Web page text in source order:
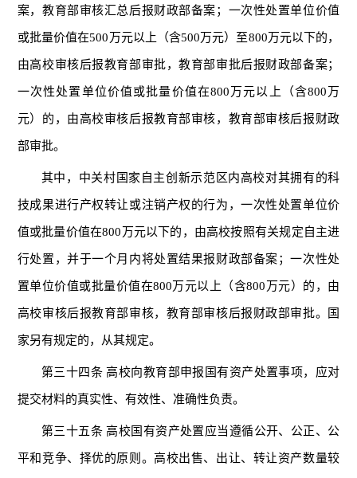
案，教育部审核汇总后报财政部备案；一次性处置单位价值
或批量价值在500万元以上（含500万元）至800万元以下的，
由高校审核后报教育部审批，教育部审批后报财政部备案；
一次性处置单位价值或批量价值在800万元以上（含800万
元）的，由高校审核后报教育部审核，教育部审核后报财政
部审批。
其中，中关村国家自主创新示范区内高校对其拥有的科
技成果进行产权转让或注销产权的行为，一次性处置单位价
值或批量价值在800万元以下的，由高校按照有关规定自主进
行处置，并于一个月内将处置结果报财政部备案；一次性处
置单位价值或批量价值在800万元以上（含800万元）的，由
高校审核后报教育部审核，教育部审核后报财政部审批。国
家另有规定的，从其规定。
第三十四条 高校向教育部申报国有资产处置事项，应对
提交材料的真实性、有效性、准确性负责。
第三十五条 高校国有资产处置应当遵循公开、公正、公
平和竞争、择优的原则。高校出售、出让、转让资产数量较